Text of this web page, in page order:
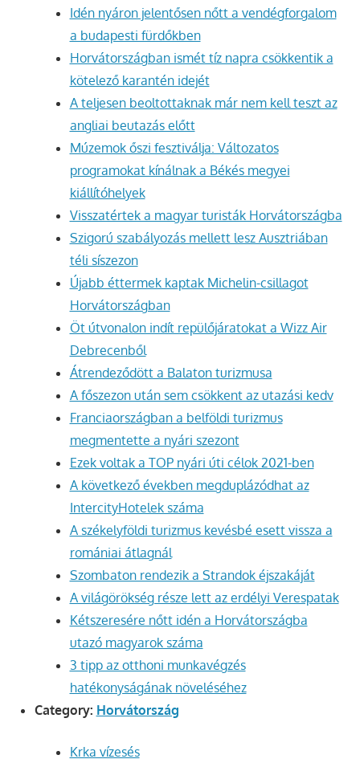
Idén nyáron jelentősen nőtt a vendégforgalom
a budapesti fürdőkben
Horvátországban ismét tíz napra csökkentik a
kötelező karantén idejét
A teljesen beoltottaknak már nem kell teszt az
angliai beutazás előtt
Múzemok őszi fesztiválja: Változatos
programokat kínálnak a Békés megyei
kiállítóhelyek
Visszatértek a magyar turisták Horvátországba
Szigorú szabályozás mellett lesz Ausztriában
téli síszezon
Újabb éttermek kaptak Michelin-csillagot
Horvátországban
Öt útvonalon indít repülőjáratokat a Wizz Air
Debrecenből
Átrendeződött a Balaton turizmusa
A főszezon után sem csökkent az utazási kedv
Franciaországban a belföldi turizmus
megmentette a nyári szezont
Ezek voltak a TOP nyári úti célok 2021-ben
A következő években megduplázódhat az
IntercityHotelek száma
A székelyföldi turizmus kevésbé esett vissza a
romániai átlagnál
Szombaton rendezik a Strandok éjszakáját
A világörökség része lett az erdélyi Verespatak
Kétszeresére nőtt idén a Horvátországba
utazó magyarok száma
3 tipp az otthoni munkavégzés
hatékonyságának növeléséhez
Category: Horvátország
Krka vízesés